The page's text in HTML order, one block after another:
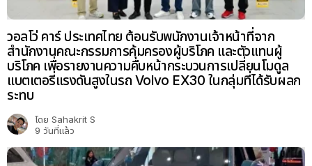
วอลโว่ คาร์ ประเทศไทย ต้อนรับพนักงานเจ้าหน้าที่จาก
สำนักงานคณะกรรมการคุ้มครองผู้บริโภค และตัวแทนผู้
บริโภค เพื่อรายงานความคืบหน้ากระบวนการเปลี่ยนโมดูล
แบตเตอรี่แรงดันสูงในรถ Volvo EX30 ในกลุ่มที่ได้รับผลก
ระทบ
โดย Sahakrit S
9 วันที่แล้ว